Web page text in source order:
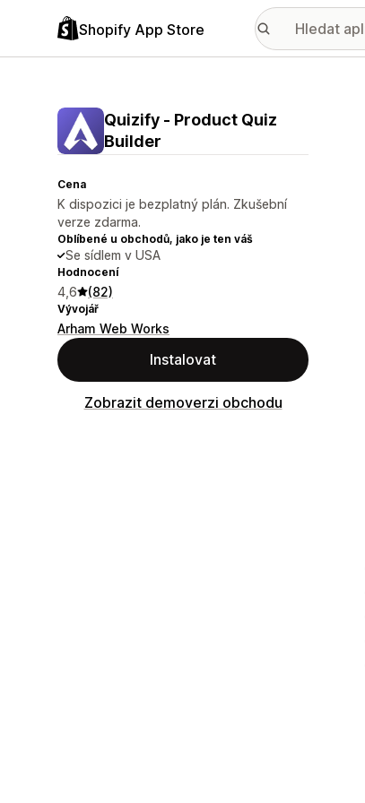
Shopify App Store
Quizify ‑ Product Quiz
Builder
Cena
K dispozici je bezplatný plán. Zkušební
verze zdarma.
Oblíbené u obchodů, jako je ten váš
Se sídlem v USA
Hodnocení
4,6 (82)
Vývojář
Arham Web Works
Instalovat
Zobrazit demoverzi obchodu